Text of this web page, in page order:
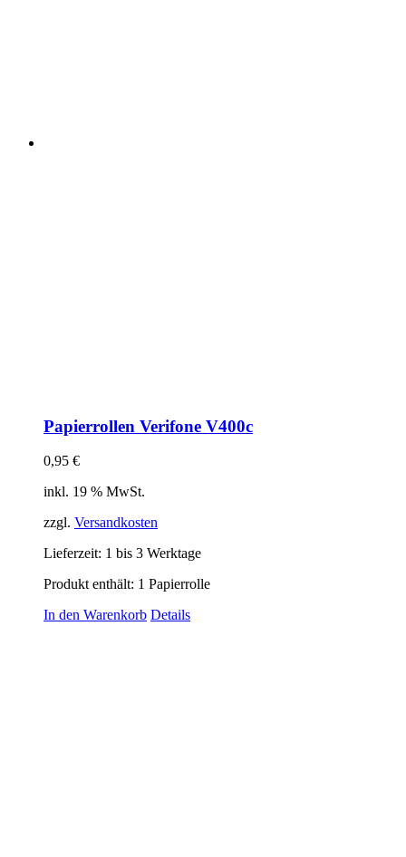
Papierrollen Verifone V400c
0,95 €
inkl. 19 % MwSt.
zzgl. Versandkosten
Lieferzeit: 1 bis 3 Werktage
Produkt enthält: 1 Papierrolle
In den Warenkorb Details